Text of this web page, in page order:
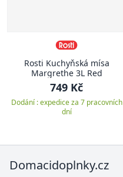
Rosti Kuchyňská mísa
Margrethe 3L Red
749 Kč
Dodání : expedice za 7 pracovních
dní
Domacidoplnky.cz